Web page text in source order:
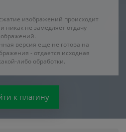
изображений происходит
никак не замедляет отдачу
версия еще не готова на
- отдается исходная
либо обработки.
к плагину